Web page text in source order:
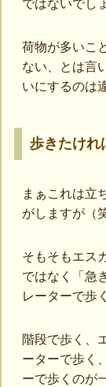
ではないでし
荷物が多いこ
ない、とは言
いにするのは
歩きたけれ
まぁこれは立
がしますが（
そもそもエス
ではなく「急
レーターで歩
階段で歩く、
ーターで歩く
ーで歩くのが